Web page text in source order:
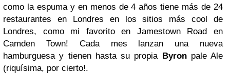
como la espuma y en menos de 4 años tiene más de 24
restaurantes en Londres en los sitios más cool de
Londres, como mi favorito en Jamestown Road en
Camden Town! Cada mes lanzan una nueva
hamburguesa y tienen hasta su propia Byronpale Ale
(riquísima, por cierto!.